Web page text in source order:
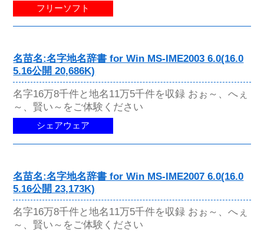
フリーソフト
名苗名:名字地名辞書 for Win MS-IME2003 6.0(16.0
5.16公開 20,686K)
名字16万8千件と地名11万5千件を収録 おぉ～、へぇ
～、賢い～をご体験ください
シェアウェア
名苗名:名字地名辞書 for Win MS-IME2007 6.0(16.0
5.16公開 23,173K)
名字16万8千件と地名11万5千件を収録 おぉ～、へぇ
～、賢い～をご体験ください